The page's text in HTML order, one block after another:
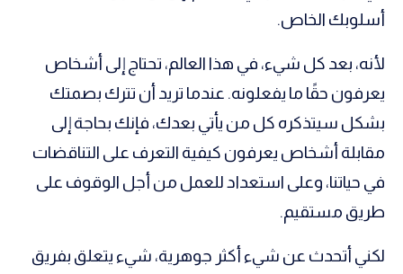
أسلوبك الخاص.
لأنه، بعد كل شيء، في هذا العالم، تحتاج إلى أشخاص
يعرفون حقًا ما يفعلونه. عندما تريد أن تترك بصمتك
بشكل سيتذكره كل من يأتي بعدك، فإنك بحاجة إلى
مقابلة أشخاص يعرفون كيفية التعرف على التناقضات
في حياتنا، وعلى استعداد للعمل من أجل الوقوف على
طريق مستقيم.
لكني أتحدث عن شيء أكثر جوهرية، شيء يتعلق بفريق